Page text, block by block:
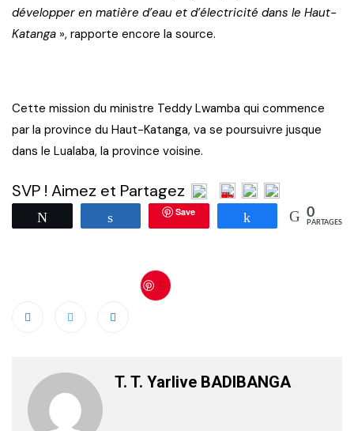
développer en matière d’eau et d’électricité dans le Haut-
Katanga », rapporte encore la source.
Cette mission du ministre Teddy Lwamba qui commence
par la province du Haut-Katanga, va se poursuivre jusque
dans le Lualaba, la province voisine.
SVP ! Aimez et Partagez
Partagez Save Partagez 0
PARTAGES
T. T. Yarlive BADIBANGA